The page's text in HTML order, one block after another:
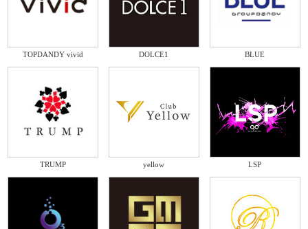
TOPDANDY vivid DOLCE1 BLUE
TRUMP yellow LSP